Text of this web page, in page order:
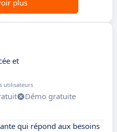
plus
et
utilisateurs
Démo gratuite
qui répond aux besoins